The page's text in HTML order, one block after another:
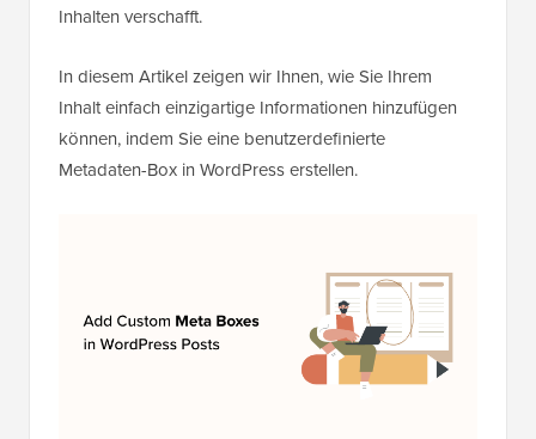
Inhalten verschafft.
In diesem Artikel zeigen wir Ihnen, wie Sie Ihrem
Inhalt einfach einzigartige Informationen hinzufügen
können, indem Sie eine benutzerdefinierte
Metadaten-Box in WordPress erstellen.